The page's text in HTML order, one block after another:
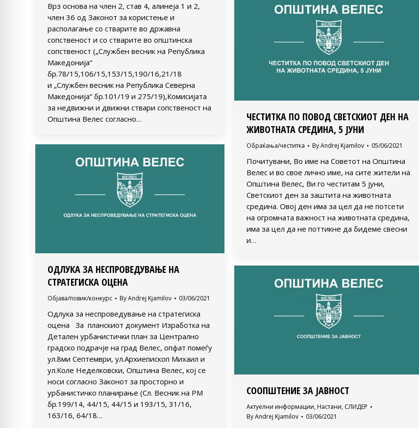
Врз основа на член 2, став 4, алинеја 1 и 2,
член 36 од Законот за користење и
располагање со стварите во државна
сопственост и со стварите во општинска
сопственост („Службен весник на Република
Македонија“
бр.78/15,106/15,153/15,190/16,21/18
и „Службен весник на Република Северна
Македонија“ бр.101/19 и 275/19),Комисијата
за недвижни и движни ствари сопственост на
Општина Велес согласно…
ЧЕСТИТКА ПО ПОВОД СВЕТСКИОТ ДЕН НА
ЖИВОТНАТА СРЕДИНА, 5 ЈУНИ
Обраќања/честитка ByAndrej Kjamilov 05/06/2021
Почитувани, Во име на Советот на Општина
Велес и во свое лично име, на сите жители на
Општина Велес, Ви го честитам 5 јуни,
Светскиот ден за заштита на животната
средина. Овој ден има за цел да не потсети
на огромната важност на животната средина,
има за цел да не поттикне да бидеме свесни
и…
ОДЛУКА ЗА НЕСПРОВЕДУВАЊЕ НА
СТРАТЕГИСКА ОЦЕНА
Објава/повик/конкурс ByAndrej Kjamilov 03/06/2021
Одлука за неспроведување на стратегиска
оцена За планскиот документ Изработка на
Детален урбанистички план за Централно
градско подрачје на град Велес, опфат помеѓу
ул.8ми Септември, ул.Архиепископ Михаил и
ул.Коле Неделковски, Општина Велес, кој се
носи согласно Законот за просторно и
урбанистичко планирање (Сл. Весник на РМ
бр.199/14, 44/15, 44/15 и 193/15, 31/16,
163/16, 64/18…
СООПШТЕНИЕ ЗА ЈАВНОСТ
Актуелни информации, Настани, СЛИДЕР
ByAndrej Kjamilov 03/06/2021